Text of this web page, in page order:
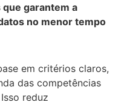
garantem a
no menor tempo
em critérios claros,
das competências
reduz